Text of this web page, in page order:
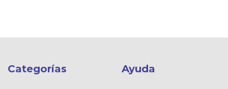
Categorías Ayuda